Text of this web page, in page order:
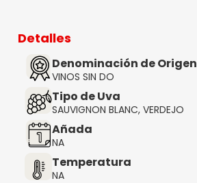
Detalles
Denominación de Origen
VINOS SIN DO
Tipo de Uva
SAUVIGNON BLANC, VERDEJO
Añada
NA
Temperatura
NA